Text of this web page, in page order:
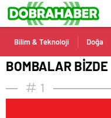
Bilim & Teknoloji Doğa
BOMBALAR BİZDE
1